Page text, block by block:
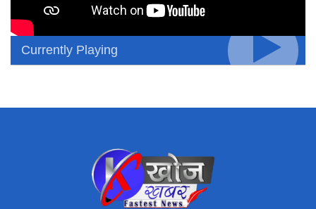
Currently Playing